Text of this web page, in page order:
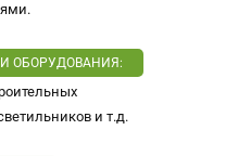
ОБОРУДОВАНИЯ:
и т.д.